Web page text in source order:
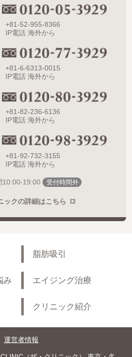
+81-52-955-8366
IP電話 海外から
+81-6-6313-0015
IP電話 海外から
+81-82-236-6136
IP電話 海外から
+81-92-732-3155
IP電話 海外から
10:00-19:00 受付時間外
ックの詳細はこちら
脂肪吸引
み エイジング治療
クリニック紹介
運営者情報